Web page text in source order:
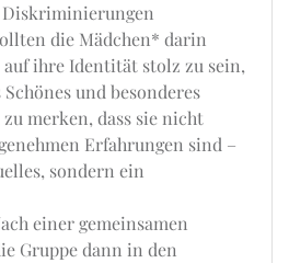
die Mädchen* darin
ihre Identität stolz zu sein,
und besonderes
merken, dass sie nicht
Erfahrungen sind –
sondern ein
einer gemeinsamen
Gruppe dann in den